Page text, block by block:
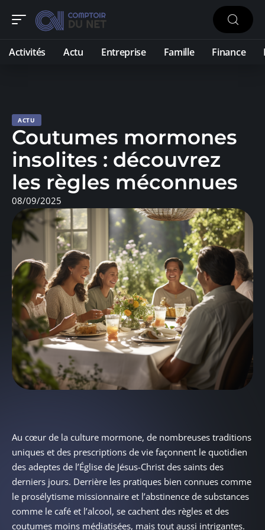
Activités Actu Entreprise Famille Finance
ACTU
Coutumes mormones
insolites : découvrez
les règles méconnues
08/09/2025
Au cœur de la culture mormone, de nombreuses traditions
uniques et des prescriptions de vie façonnent le quotidien
des adeptes de l’Église de Jésus-Christ des saints des
derniers jours. Derrière les pratiques bien connues comme
le prosélytisme missionnaire et l’abstinence de substances
comme le café et l’alcool, se cachent des règles et des
coutumes moins médiatisées, mais tout aussi intrigantes.